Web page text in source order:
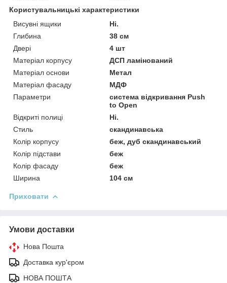
Користувальницькі характеристики
Висувні ящики
Ні.
Глибина
38 см
Двері
4 шт
Матеріал корпусу
ДСП ламінований
Матеріал основи
Метал
Матеріал фасаду
МДФ
Параметри
система відкривання Push
to Open
Відкриті полиці
Ні.
Стиль
скандинавська
Колір корпусу
беж, дуб скандинавський
Колір підстави
беж
Колір фасаду
беж
Ширина
104 см
Приховати
Умови доставки
Нова Пошта
Доставка кур'єром
НОВА ПОШТА